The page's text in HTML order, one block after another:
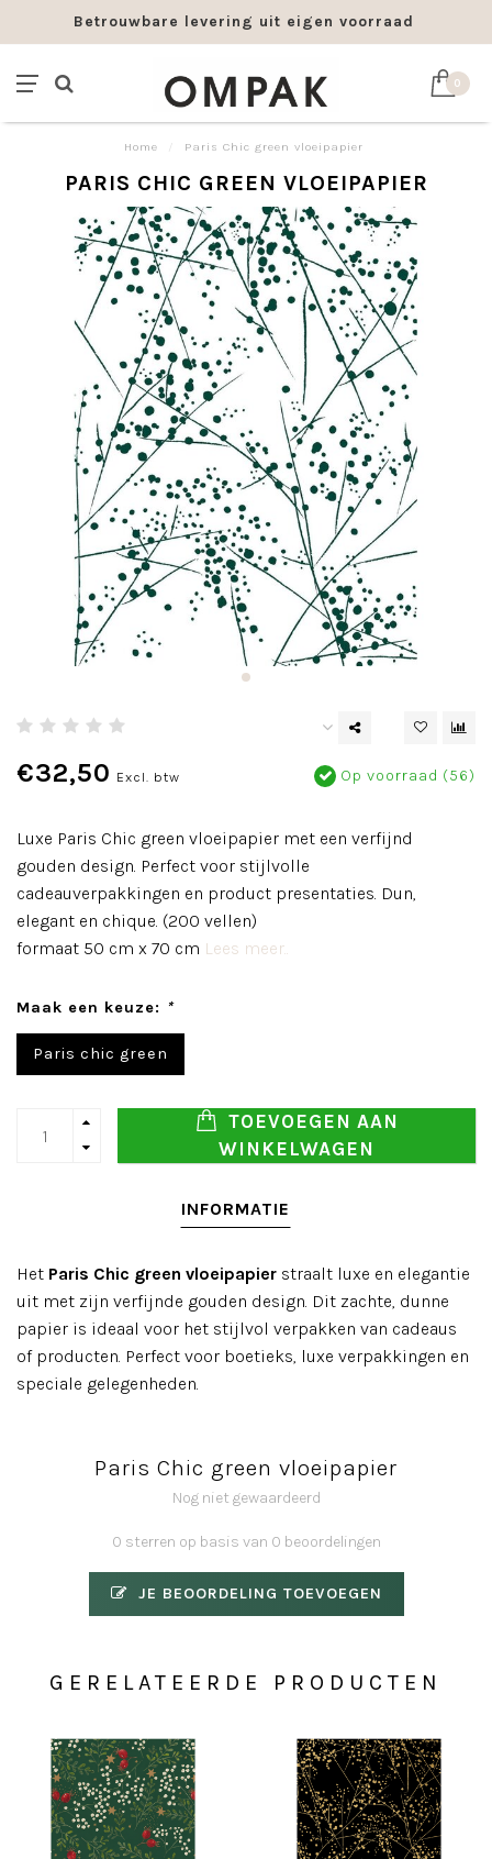
Betrouwbare levering uit eigen voorraad
0
Home Paris Chic green vloeipapier
PARIS CHIC GREEN VLOEIPAPIER
€32,50 Excl. btw Op voorraad (56)
Luxe Paris Chic green vloeipapier met een verfijnd
gouden design. Perfect voor stijlvolle
cadeauverpakkingen en product presentaties. Dun,
elegant en chique. (200 vellen)
formaat 50 cm x 70 cm Lees meer..
Maak een keuze: *
Paris chic green
TOEVOEGEN AAN
WINKELWAGEN
INFORMATIE
Het Paris Chic green vloeipapier straalt luxe en elegantie
uit met zijn verfijnde gouden design. Dit zachte, dunne
papier is ideaal voor het stijlvol verpakken van cadeaus
of producten. Perfect voor boetieks, luxe verpakkingen en
speciale gelegenheden.
Paris Chic green vloeipapier
Nog niet gewaardeerd
0 sterren op basis van 0 beoordelingen
JE BEOORDELING TOEVOEGEN
GERELATEERDE PRODUCTEN